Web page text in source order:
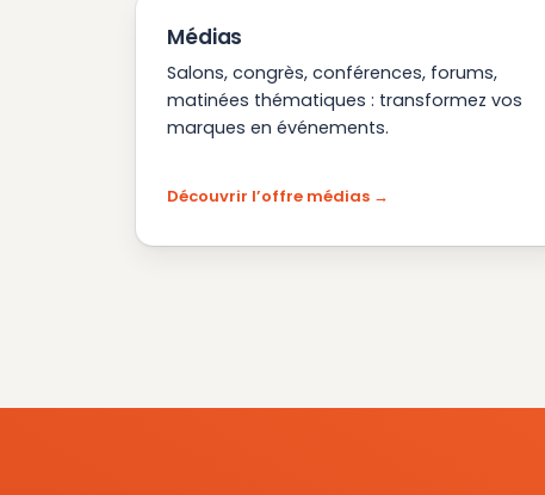
Médias
Salons, congrès, conférences, forums,
matinées thématiques : transformez vos
marques en événements.
Découvrir l’offre médias